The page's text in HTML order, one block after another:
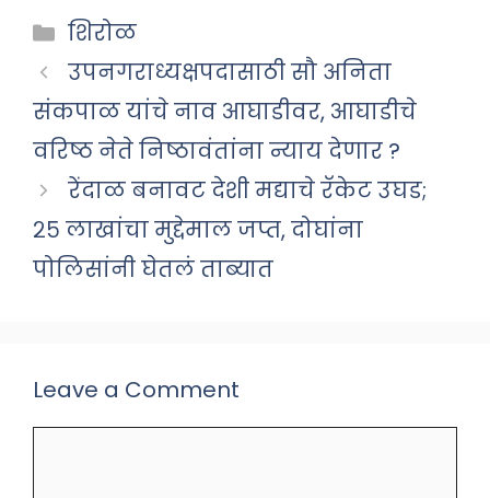
Categories
शिरोळ
उपनगराध्यक्षपदासाठी सौ अनिता
संकपाळ यांचे नाव आघाडीवर, आघाडीचे
वरिष्ठ नेते निष्ठावंतांना न्याय देणार ?
रेंदाळ बनावट देशी मद्याचे रॅकेट उघड;
२५ लाखांचा मुद्देमाल जप्त, दोघांना
पोलिसांनी घेतलं ताब्यात
Leave a Comment